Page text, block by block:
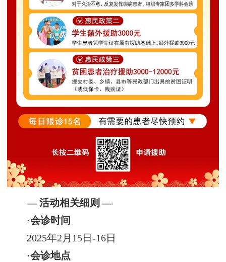
— 活动相关细则 —
·会诊时间
2025年2月15日-16日
·会诊地点